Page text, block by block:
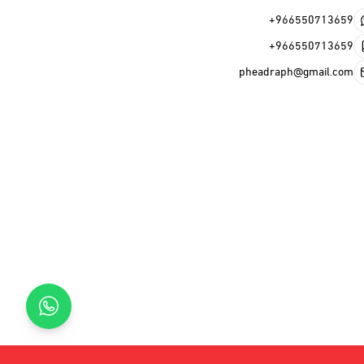
+966550713659
+966550713659
pheadraph@gmail.com